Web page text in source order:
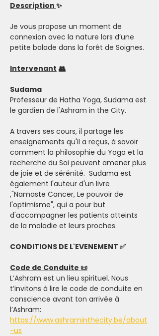
Description ✨
Je vous propose un moment de
connexion avec la nature lors d’une
petite balade dans la forêt de Soignes.
Intervenant 👥
Sudama
Professeur de Hatha Yoga, Sudama est
le gardien de l'Ashram in the City.
A travers ses cours, il partage les
enseignements qu'il a reçus, à savoir
comment la philosophie du Yoga et la
recherche du Soi peuvent amener plus
de joie et de sérénité.  Sudama est
également l'auteur d'un livre
,"Namaste Cancer, Le pouvoir de
l'optimisme", qui a pour but
d'accompagner les patients atteints
de la maladie et leurs proches.
CONDITIONS DE L'EVENEMENT ✅
Code de Conduite 📜
L’Ashram est un lieu spirituel. Nous
t’invitons à lire le code de conduite en
conscience avant ton arrivée à
l’Ashram:
https://www.ashraminthecity.be/about
-us